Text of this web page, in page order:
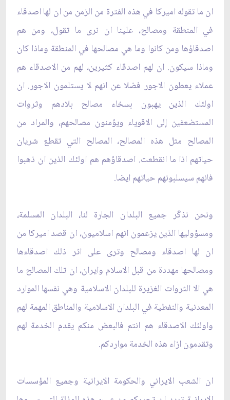
ان ما تقوله اميركا في هذه الفترة من الزمن من ان لها اصدقاء
في المنطقة ومصالح، علينا ان نرى ما تقول، ومن هم
اصدقاؤها ومن كانوا وما هي مصالحها في المنطقة وماذا كان
وماذا سيكون. ان لهم اصدقاء كثيرين، لهم من الاصدقاء هم
عملاء يعطون الاجور فضلا عن انهم لا يستلمون الاجور. ان
اولئك الذين يهبون بسخاء مصالح بلادهم وثروات
المستضعفين إلى الاقوياء ويؤمنون مصالحهم، والمراد من
المصالح مثل هذه المصالح، المصالح التي تقطع شريان
حياتهم اذا ما انقطعت. اصدقاؤهم هم اولئك الذين ان ذهبوا
فانهم سيسلبونهم حياتهم ايضا.
ونحن نذكّر جميع البلدان الجارة لنا، البلدان المسلمة،
ومسؤوليها الذين يزعمون انهم اسلاميون، ان قصد اميركا من
ان لها اصدقاء ومصالح وترى على اثر ذلك اصدقاءها
ومصالحها مهددة من قبل الاسلام وايران، ان تلك المصالح ما
هي الا الثروات الغزيرة للبلدان الاسلامية وهي نفسها الموارد
المعدنية والنفطية في البلدان الاسلامية والمناطق المهمة لهم
واولئك الاصدقاء هم انتم فالبعض منكم يقدم الخدمة لهم
وتقدمون ازاء هذه الخدمة مواردكم.
ان الشعب الايراني والحكومة الايرانية وجميع المؤسسات